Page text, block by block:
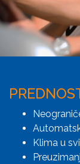
Klima u